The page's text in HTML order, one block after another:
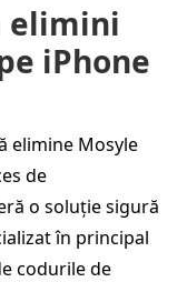
elimini
iPhone
elimine Mosyle
de
o soluție sigură
în principal
codurile de